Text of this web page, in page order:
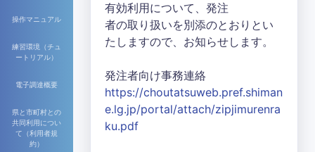
操作マニュアル
練習環境（チュ
ートリアル）
電子調達概要
県と市町村との
共同利用につい
て（利用者規
約）
有効利用について、発注
者の取り扱いを別添のとおりとい
たしますので、お知らせします。
発注者向け事務連絡
https://choutatsuweb.pref.shiman
e.lg.jp/portal/attach/zipjimurenra
ku.pdf